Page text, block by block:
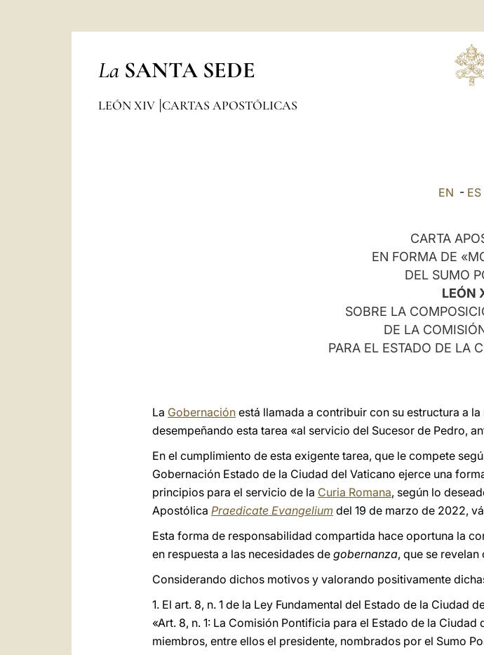
La SANTA SEDE
LEÓN XIV CARTAS APOSTÓLICAS
EN - ES
CARTA
EN FORMA DE
DEL SUMO
LEÓN
SOBRE LA
DE LA
PARA EL ESTADO DE LA
La Gobernación está llamada a contribuir con su estructura a
desempeñando esta tarea «al servicio del Sucesor de Pedro,
En el cumplimiento de esta exigente tarea, que le compete
Gobernación Estado de la Ciudad del Vaticano ejerce una
principios para el servicio de la Curia Romana, según lo
Apostólica Praedicate Evangelium del 19 de marzo de 2022,
Esta forma de responsabilidad compartida hace oportuna la
en respuesta a las necesidades de gobernanza, que se
Considerando dichos motivos y valorando positivamente
1. El art. 8, n. 1 de la Ley Fundamental del Estado de la
«Art. 8, n. 1: La Comisión Pontificia para el Estado de la
miembros, entre ellos el presidente, nombrados por el Sumo